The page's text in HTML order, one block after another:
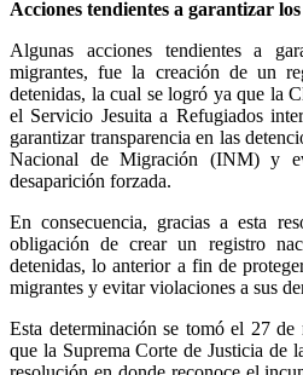
Acciones tendientes a garantizar
Algunas acciones tendientes a
migrantes, fue la creación de un
detenidas, la cual se logró ya que la
el Servicio Jesuita a Refugiados
garantizar transparencia en las
Nacional de Migración (INM) y
desaparición forzada.
En consecuencia, gracias a esta
obligación de crear un registro
detenidas, lo anterior a fin de
migrantes y evitar violaciones a sus
Esta determinación se tomó el 27
que la Suprema Corte de Justicia de